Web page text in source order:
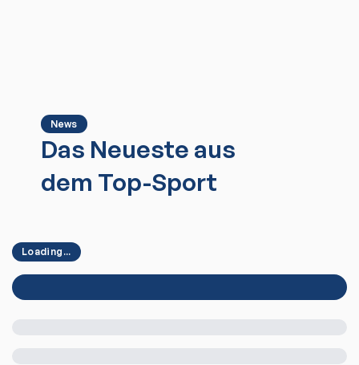
News
Das Neueste aus
dem Top-Sport
Loading...